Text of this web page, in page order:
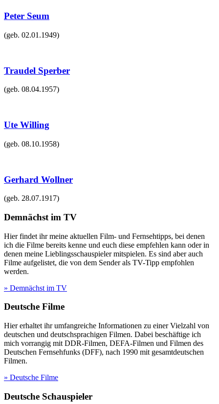
Peter Seum
(geb. 02.01.1949)
Traudel Sperber
(geb. 08.04.1957)
Ute Willing
(geb. 08.10.1958)
Gerhard Wollner
(geb. 28.07.1917)
Demnächst im TV
Hier findet ihr meine aktuellen Film- und Fernsehtipps, bei denen
ich die Filme bereits kenne und euch diese empfehlen kann oder in
denen meine Lieblingsschauspieler mitspielen. Es sind aber auch
Filme aufgelistet, die von dem Sender als TV-Tipp empfohlen
werden.
» Demnächst im TV
Deutsche Filme
Hier erhaltet ihr umfangreiche Informationen zu einer Vielzahl von
deutschen und deutschsprachigen Filmen. Dabei beschäftige ich
mich vorrangig mit DDR-Filmen, DEFA-Filmen und Filmen des
Deutschen Fernsehfunks (DFF), nach 1990 mit gesamtdeutschen
Filmen.
» Deutsche Filme
Deutsche Schauspieler